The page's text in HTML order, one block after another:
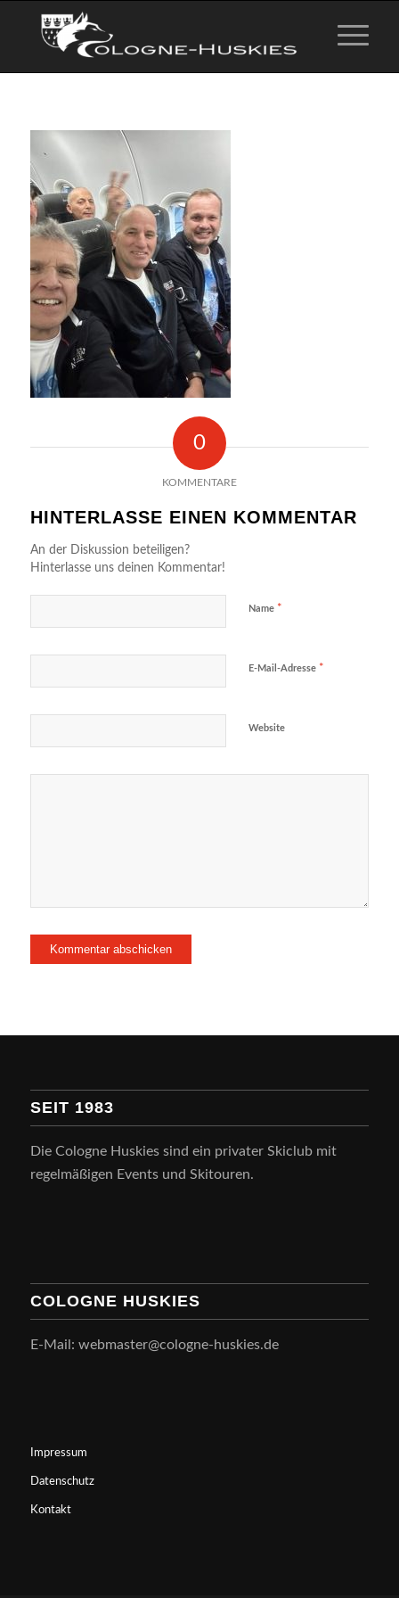
0
KOMMENTARE
HINTERLASSE EINEN KOMMENTAR
An der Diskussion beteiligen?
Hinterlasse uns deinen Kommentar!
Name *
E-Mail-Adresse *
Website
SEIT 1983
Die Cologne Huskies sind ein privater Skiclub mit
regelmäßigen Events und Skitouren.
COLOGNE HUSKIES
E-Mail: webmaster@cologne-huskies.de
Impressum
Datenschutz
Kontakt